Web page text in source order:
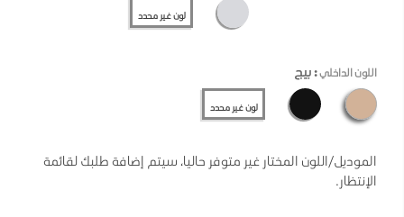
لون غير محدد
اللون الداخلي: بيج
لون غير محدد
الموديل/اللون المختار غير متوفر حاليا، سيتم إضافة طلبك لقائمة
الإنتظار.